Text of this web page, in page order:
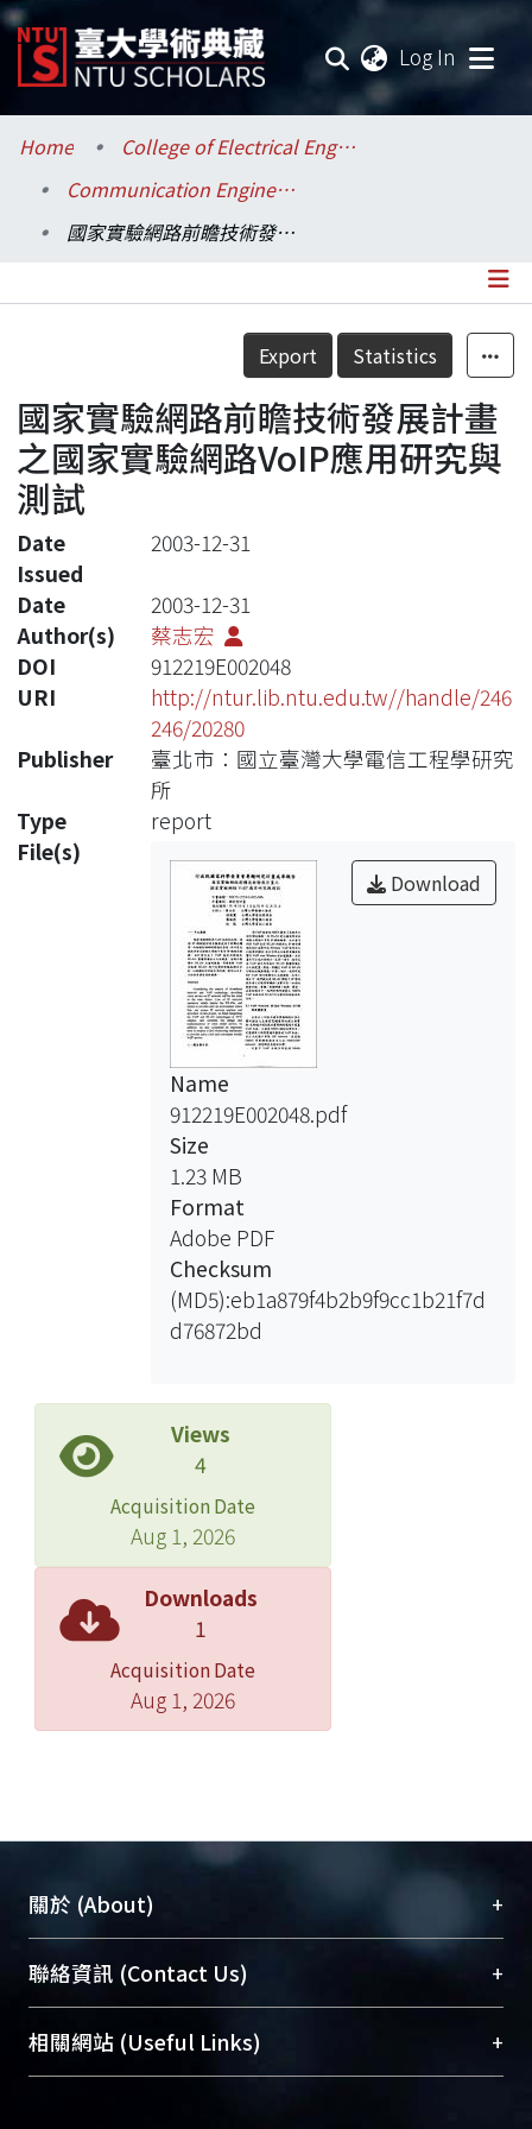
Log In
Communities & Collections
Research Outputs
Statistics
Home
College of Electrical Engineering and Computer Science / 電機資訊學院
Communication Engineering / 電信工程學研究所
國家實驗網路前瞻技術發展計畫之國家實驗網路VoIP應用研究與測試
Details
Export Statistics
國家實驗網路前瞻技術發展計畫
之國家實驗網路VoIP應用研究與
測試
Date
Issued
2003-12-31
Date
2003-12-31
Author(s)
蔡志宏
DOI
912219E002048
URI
http://ntur.lib.ntu.edu.tw//handle/246
246/20280
Publisher
臺北市：國立臺灣大學電信工程學研究
所
Type
report
File(s)
Download
Name
912219E002048.pdf
Size
1.23 MB
Format
Adobe PDF
Checksum
(MD5):eb1a879f4b2b9f9cc1b21f7d
d76872bd
Views
4
Acquisition Date
Aug 1, 2026
Downloads
1
Acquisition Date
Aug 1, 2026
關於 (About) +
臺大位居世界頂尖大學之列，為永久珍藏及向國際
展現本校豐碩的研究成果及學術能量，圖書館整合
機構典藏（NTUR）與學術庫（AH）不同功能平
台，成為臺大學術典藏NTU scholars。期能整合研
聯絡資訊 (Contact Us) +
總館學科館員(Main Library)
醫學圖書館學科館員(Medical Library)
相關網站 (Useful Links) +